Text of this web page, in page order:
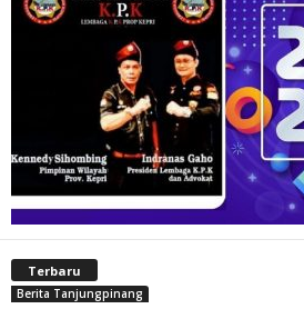
Terbaru
Berita Tanjungpinang